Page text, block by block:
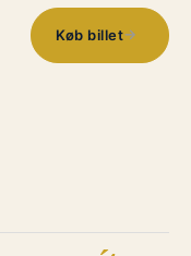
Køb billet→